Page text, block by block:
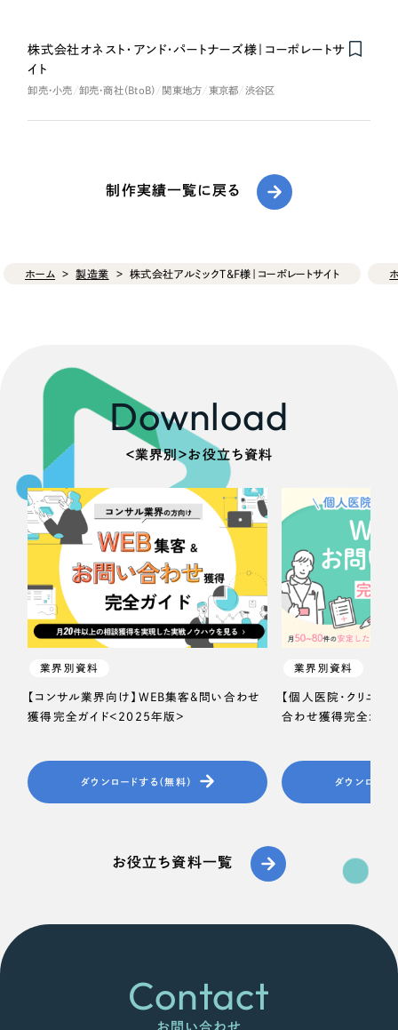
株式会社オネスト・アンド・パートナーズ様｜コーポレートサ
イト
卸売・小売 卸売・商社（BtoB） 関東地方 東京都 渋谷区
制作実績一覧に戻る
ホーム 製造業 株式会社アルミックT&F様｜コーポレートサイト
Download
＜業界別＞お役立ち資料
業界別資料
【コンサル業界向け】WEB集客＆問い合わせ
獲得完全ガイド＜2025年版＞
ダウンロードする（無料）
業界別資料
【個人医院・クリニッ
合わせ獲得完全ガイ
ダウンロード
お役立ち資料一覧
Contact
お問い合わせ